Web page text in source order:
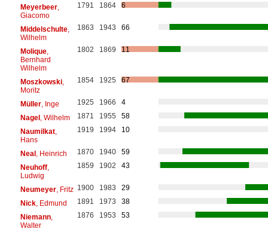
Meyerbeer,
Giacomo
1791 1864 6
Middelschulte,
Wilhelm
1863 1943 66
Molique,
Bernhard
Wilhelm
1802 1869 11
Moszkowski,
Moritz
1854 1925 67
Müller, Inge 1925 1966
4
Nagel, Wilhelm 1871 1955
58
Naumilkat,
Hans
1919 1994 10
Neal, Heinrich 1870 1940
59
Neuhoff,
Ludwig
1859 1902 43
Neumeyer, Fritz 1900 1983
29
Nick, Edmund 1891 1973
38
Niemann,
Walter
1876 1953 53